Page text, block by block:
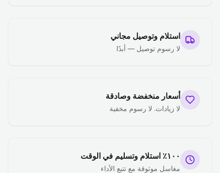
استلام وتوصيل مجاني
لا رسوم توصيل — أبدًا
أسعار منخفضة وصادقة
لا زيادات. لا رسوم مخفية
١٠٠٪ استلام وتسليم في الوقت
مغاسل موثوقة مع تتبع الأداء